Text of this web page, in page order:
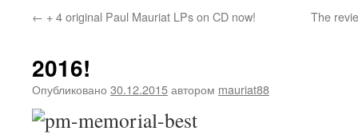
← + 4 original Paul Mauriat LPs on CD now! The
2016!
Опубликовано 30.12.2015автором mauriat88